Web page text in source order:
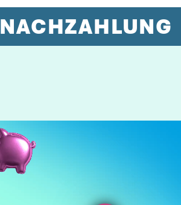
NACHZAHLUNG